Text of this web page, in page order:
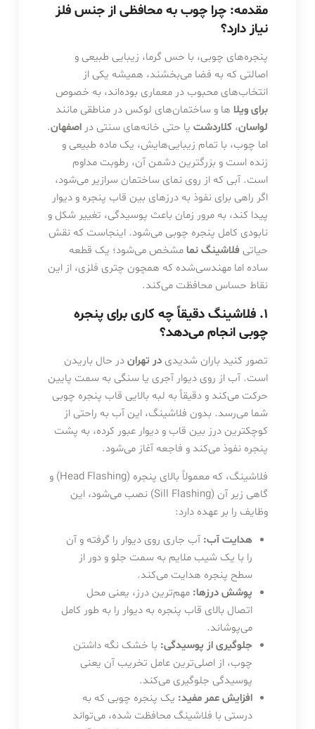
مقدمه: چرا چوب به محافظی از جنس فلز
نیاز دارد؟
پنجره‌های چوبی، با حس گرما، زیبایی طبیعی و
اصالتی که به فضا می‌بخشند، همیشه یکی از
انتخاب‌های محبوب در معماری بوده‌اند، به خصوص
برای ویلا ها و ساختمان‌های لوکس در مناطقی مانند
لواسان، کلاردشتیا حتی خانه‌های سنتی در اصفهان.
اما چوب، با تمام زیبایی‌هایش، یک ماده طبیعی و
زنده است و بزرگترین دشمن آن، رطوبت مداوم
است. آبی که از روی نمای ساختمان سرازیر می‌شود،
اگر راهی برای نفوذ به درزهای بین قاب پنجره و دیوار
پیدا کند، به مرور زمان باعث پوسیدگی، تغییر شکل و
نابودی کامل پنجره چوبی می‌شود. اینجاست که نقش
حیاتی فلاشینگ نمامشخص می‌شود؛ یک قطعه
ساده اما مهندسی‌شده که همچون چتری فلزی، از این
نقاط حساس محافظت می‌کند.
۱. فلاشینگ دقیقاً چه کاری برای پنجره
چوبی انجام می‌دهد؟
تصور کنید باران شدیدی در تهراندر حال باریدن
است. آب از روی دیوار آجری یا سنگی به سمت پایین
حرکت می‌کند و دقیقاً به لبه بالایی قاب پنجره چوبی
شما می‌رسد. بدون فلاشینگ، این آب به راحتی از
کوچکترین درز بین قاب و دیوار عبور کرده، به پشت
پنجره نفوذ می‌کند و فاجعه آغاز می‌شود.
فلاشینگ، که معمولاً بالای پنجره (Head Flashing) و
گاهی زیر آن (Sill Flashing) نصب می‌شود، این
وظایف را بر عهده دارد:
هدایت آب: آب جاری روی دیوار را گرفته و آن
را با یک شیب ملایم به سمت جلو و دور از
سطح پنجره هدایت می‌کند.
پوشش درزها: مهم‌ترین درز، یعنی محل
اتصال بالای قاب پنجره به دیوار را به طور کامل
می‌پوشاند.
جلوگیری از پوسیدگی: با خشک نگه داشتن
چوب، از اصلی‌ترین عامل تخریب آن یعنی
پوسیدگی جلوگیری می‌کند.
افزایش عمر مفید: یک پنجره چوبی که به
درستی با فلاشینگ محافظت شده، می‌تواند